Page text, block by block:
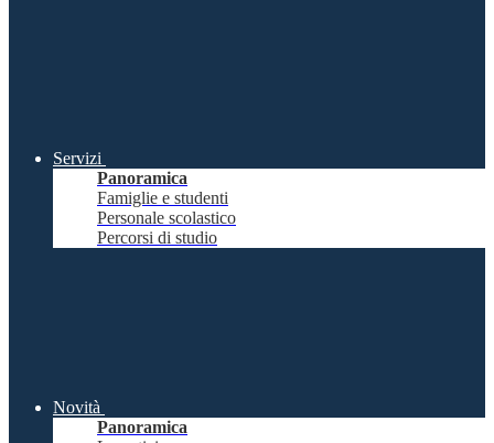
Servizi
Panoramica
Famiglie e studenti
Personale scolastico
Percorsi di studio
Novità
Panoramica